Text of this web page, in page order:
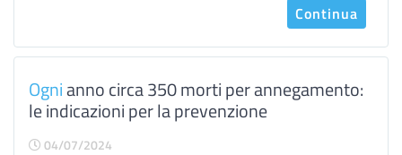
Continua
Ognianno circa 350 morti per annegamento:
le indicazioni per la prevenzione
04/07/2024